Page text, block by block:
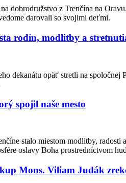
dobrodružstvo z Trenčína na
darovali so svojimi deťmi.
rodín, modlitby a
dekanátu opäť stretli na
spojil naše mesto
stalo miestom modlitby,
oslavy Boha prostredníctvom
Mons. Viliam Judák